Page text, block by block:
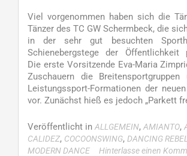
Viel vorgenommen haben sich die
Tänzer des TC GW Schermbeck, die
in der sehr gut besuchten
Schienebergstege der Öffentlichkeit
Die erste Vorsitzende Eva-Maria
Zuschauern die
Leistungssport-Formationen der
vor. Zunächst hieß es jedoch „Parkett
Veröffentlicht in ALLGEMEIN, AMIANTO,
CALIDEZ, COCOONSWING, DANCING
MODERN DANCE
Hinterlasse einen